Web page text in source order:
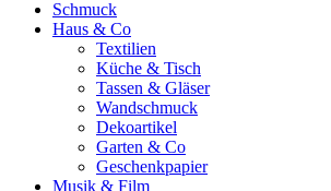
Schmuck
Haus & Co
Textilien
Küche & Tisch
Tassen & Gläser
Wandschmuck
Dekoartikel
Garten & Co
Geschenkpapier
Musik & Film